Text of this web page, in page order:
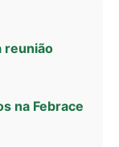
reunião
na Febrace